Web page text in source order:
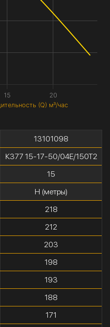
(Q) м³/час
15 20
13101098
К377 15-17-50/04Е/150Т2
15
H (метры)
218
212
203
198
193
188
171